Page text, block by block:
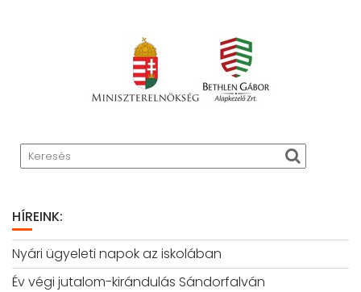
HÍREINK:
Nyári ügyeleti napok az iskolában
Év végi jutalom-kirándulás Sándorfalván